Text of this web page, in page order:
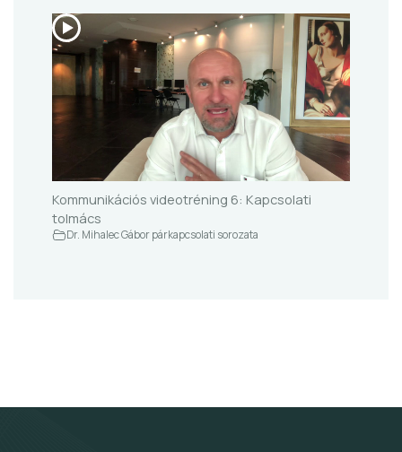
Kommunikációs videotréning 6: Kapcsolati
tolmács
Dr. Mihalec Gábor párkapcsolati sorozata